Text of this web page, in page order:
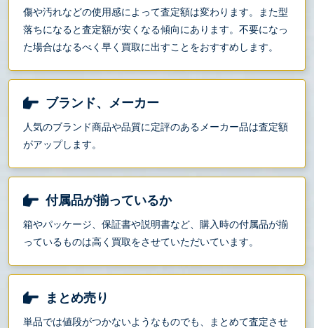
傷や汚れなどの使用感によって査定額は変わります。また型
落ちになると査定額が安くなる傾向にあります。不要になっ
た場合はなるべく早く買取に出すことをおすすめします。
ブランド、メーカー
人気のブランド商品や品質に定評のあるメーカー品は査定額
がアップします。
付属品が揃っているか
箱やパッケージ、保証書や説明書など、購入時の付属品が揃
っているものは高く買取をさせていただいています。
まとめ売り
単品では値段がつかないようなものでも、まとめて査定させ